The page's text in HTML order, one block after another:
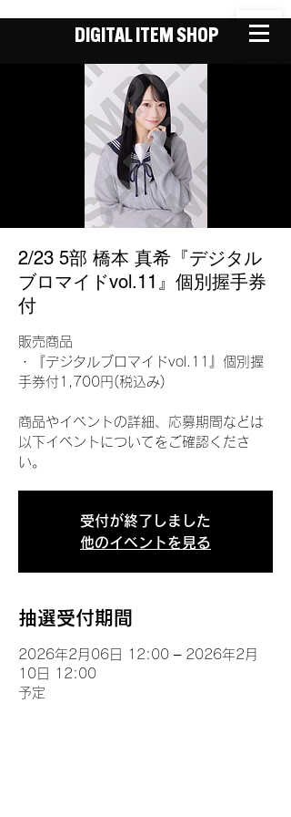
DIGITAL ITEM SHOP
2/23 5部 橋本 真希『デジタル
ブロマイドvol.11』個別握手券
付
販売商品
・『デジタルブロマイドvol.11』個別握
手券付1,700円(税込み)
商品やイベントの詳細、応募期間などは
以下イベントについてをご確認くださ
い。
受付が終了しました
他のイベントを見る
抽選受付期間
2026年2月06日 12:00 – 2026年2月
10日 12:00
予定